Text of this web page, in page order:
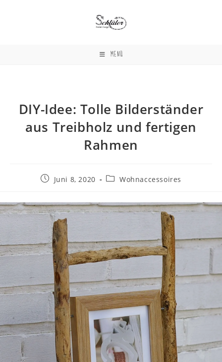
MENÜ
DIY-Idee: Tolle Bilderständer
aus Treibholz und fertigen
Rahmen
BeitragJuni 8, 2020
Beitrags-
Wohnaccessoires